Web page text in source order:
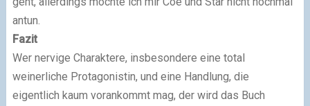
antun.
Fazit
Wer nervige Charaktere, insbesondere eine total
weinerliche Protagonistin, und eine Handlung, die
eigentlich kaum vorankommt mag, der wird das Buch